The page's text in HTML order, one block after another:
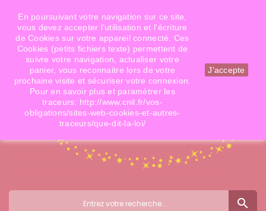
Téléphone: 06 09 14 02 79 Email: info@doigtsdefees.com
Mon compte
search
En poursuivant votre navigation sur ce site,
vous devez accepter l’utilisation et l'écriture
de Cookies sur votre appareil connecté. Ces
Cookies (petits fichiers texte) permettent de
suivre votre navigation, actualiser votre
panier, vous reconnaitre lors de votre
prochaine visite et sécuriser votre connexion.
Pour en savoir plus et paramétrer les
traceurs: http://www.cnil.fr/vos-
obligations/sites-web-cookies-et-autres-
traceurs/que-dit-la-loi/
J'accepte